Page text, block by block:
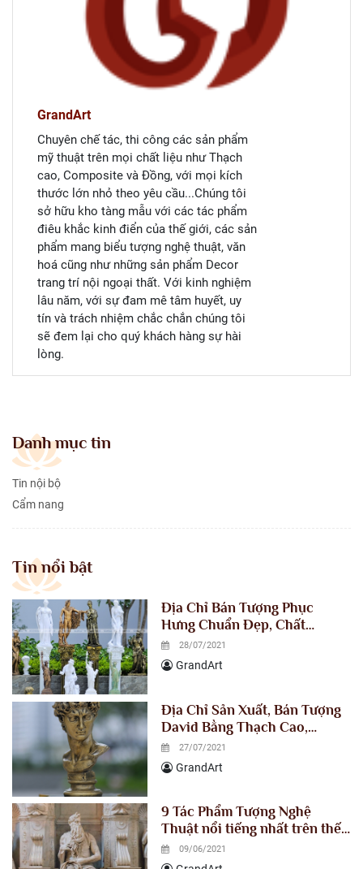
GrandArt
Chuyên chế tác, thi công các sản phẩm
mỹ thuật trên mọi chất liệu như Thạch
cao, Composite và Đồng, với mọi kích
thước lớn nhỏ theo yêu cầu...Chúng tôi
sở hữu kho tàng mẫu với các tác phẩm
điêu khắc kinh điển của thế giới, các sản
phẩm mang biểu tượng nghệ thuật, văn
hoá cũng như những sản phẩm Decor
trang trí nội ngoại thất. Với kinh nghiệm
lâu năm, với sự đam mê tâm huyết, uy
tín và trách nhiệm chắc chắn chúng tôi
sẽ đem lại cho quý khách hàng sự hài
lòng.
Danh mục tin
Tin nội bộ
Cẩm nang
Tin nổi bật
Địa Chỉ Bán Tượng Phục
Hưng Chuẩn Đẹp, Chất
Lượng, Giá Xuất Xưởng
28/07/2021
GrandArt
Địa Chỉ Sản Xuất, Bán Tượng
David Bằng Thạch Cao,
Composite Giá Xuất Xưởng
27/07/2021
GrandArt
9 Tác Phẩm Tượng Nghệ
Thuật nổi tiếng nhất trên thế
giới09/06/2021